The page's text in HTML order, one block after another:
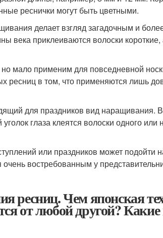
реснички могут быть цветными.
делает взгляд загадочным и
века приклеиваются волоски
мало применим для повседневной
ресниц в том, что применяются лишь
для праздников вид наращивания.
глаза клеятся волоски одного или
или праздников может подойти
востребованным у
ресниц. Чем японская
от любой другой?